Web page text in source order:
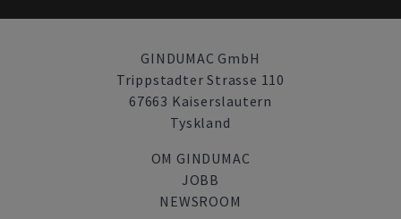
GINDUMAC GmbH
Trippstadter Strasse 110
67663 Kaiserslautern
Tyskland
OM GINDUMAC
JOBB
NEWSROOM